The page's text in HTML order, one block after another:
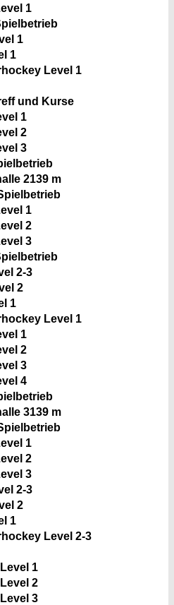
1
1
1
Level 1
und Kurse
1
2
3
2139 m
1
2
3
2-3
2
1
Level 1
1
2
3
4
3139 m
1
2
3
2-3
2
1
Level 2-3
1
2
3